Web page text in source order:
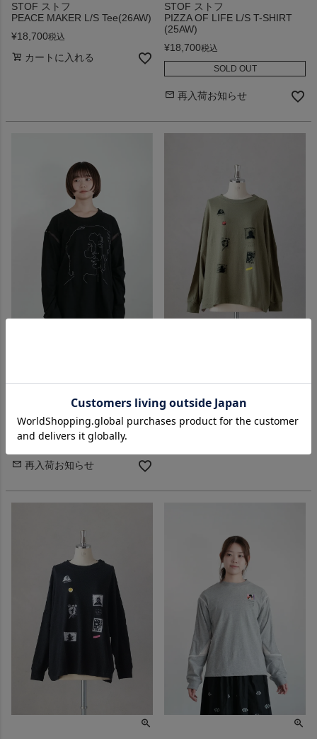
STOF ストフ
PEACE MAKER L/S Tee(26AW)
¥18,700税込
カートに入れる
STOF ストフ
PIZZA OF LIFE L/S T-SHIRT
(25AW)
¥18,700税込
SOLD OUT
再入荷お知らせ
ONE-LOVE EMBROI L/S
SAMUE T-SHIRT (26SS)
17,600税込
SOLD OUT
再入荷お知らせ
PATCH HAS NO MEANS L&P
L/S Tee(26AW)
¥16,500税込